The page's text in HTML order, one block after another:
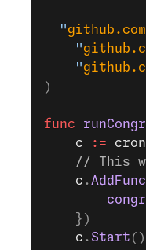
  "
	"
	"
)
func
	c
:= cron
// This
	c
.AddFunc
	})
	c
. Start ()